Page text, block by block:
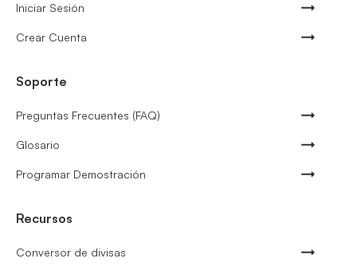
Iniciar Sesión
Crear Cuenta
Soporte
Preguntas Frecuentes (FAQ)
Glosario
Programar Demostración
Recursos
Conversor de divisas